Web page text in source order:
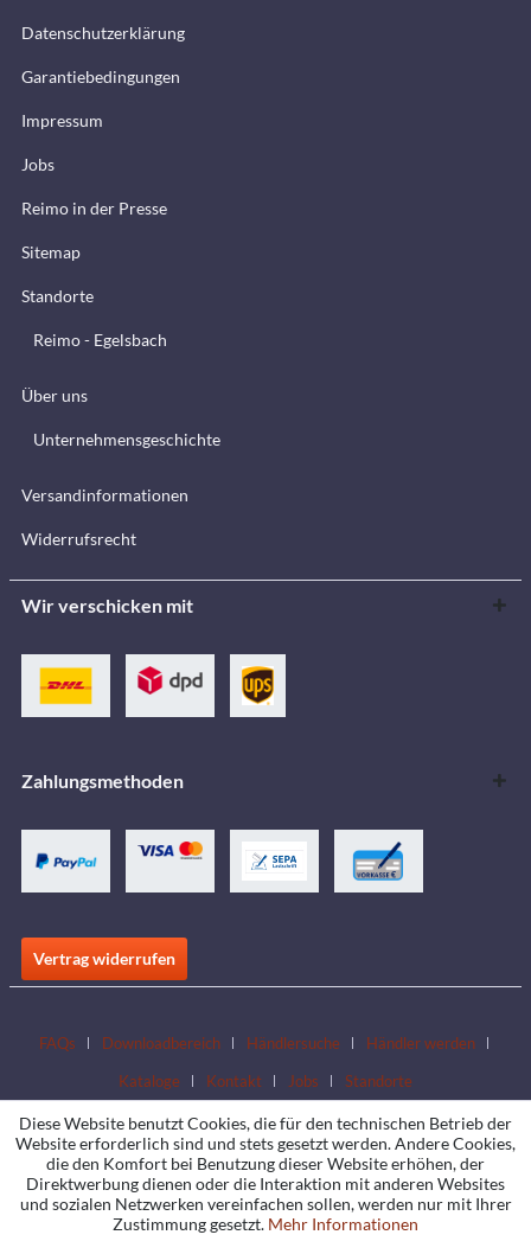
Datenschutzerklärung
Garantiebedingungen
Impressum
Jobs
Reimo in der Presse
Sitemap
Standorte
Reimo - Egelsbach
Über uns
Unternehmensgeschichte
Versandinformationen
Widerrufsrecht
Wir verschicken mit
Zahlungsmethoden
Vertrag widerrufen
FAQs Downloadbereich Händlersuche
Händler werden
Kataloge
Kontakt Jobs Standorte
Diese Website benutzt Cookies, die für den technischen Betrieb der
Website erforderlich sind und stets gesetzt werden. Andere Cookies,
die den Komfort bei Benutzung dieser Website erhöhen, der
Direktwerbung dienen oder die Interaktion mit anderen Websites
und sozialen Netzwerken vereinfachen sollen, werden nur mit Ihrer
Zustimmung gesetzt. Mehr Informationen